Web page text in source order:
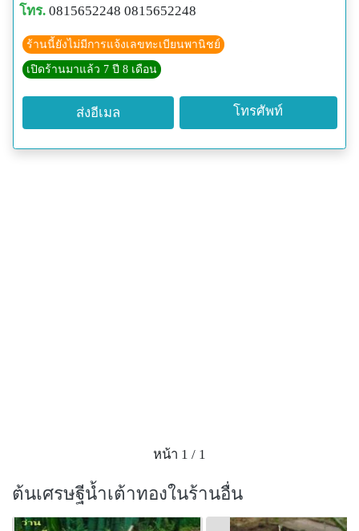
โทร. 0815652248 0815652248
ร้านนี้ยังไม่มีการแจ้งเลขทะเบียนพานิชย์
เปิดร้านมาแล้ว 7 ปี 8 เดือน
ส่งอีเมล โทรศัพท์
หน้า 1 / 1
ต้นเศรษฐีน้ำเต้าทองในร้านอื่น